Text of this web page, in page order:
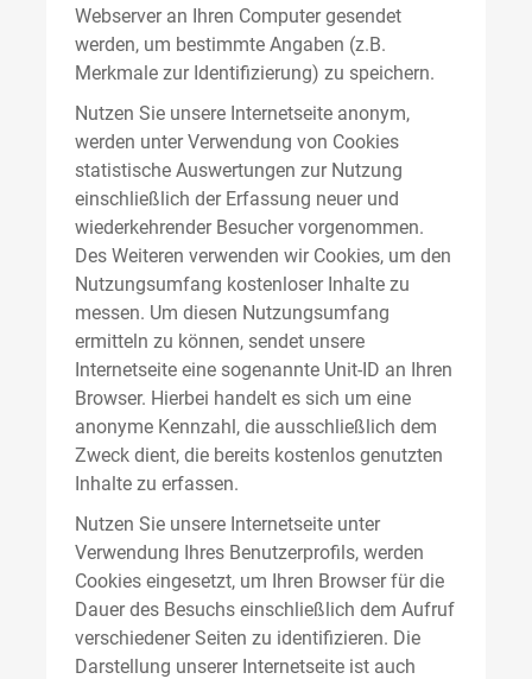
Webserver an Ihren Computer gesendet
werden, um bestimmte Angaben (z.B.
Merkmale zur Identifizierung) zu speichern.
Nutzen Sie unsere Internetseite anonym,
werden unter Verwendung von Cookies
statistische Auswertungen zur Nutzung
einschließlich der Erfassung neuer und
wiederkehrender Besucher vorgenommen.
Des Weiteren verwenden wir Cookies, um den
Nutzungsumfang kostenloser Inhalte zu
messen. Um diesen Nutzungsumfang
ermitteln zu können, sendet unsere
Internetseite eine sogenannte Unit-ID an Ihren
Browser. Hierbei handelt es sich um eine
anonyme Kennzahl, die ausschließlich dem
Zweck dient, die bereits kostenlos genutzten
Inhalte zu erfassen.
Nutzen Sie unsere Internetseite unter
Verwendung Ihres Benutzerprofils, werden
Cookies eingesetzt, um Ihren Browser für die
Dauer des Besuchs einschließlich dem Aufruf
verschiedener Seiten zu identifizieren. Die
Darstellung unserer Internetseite ist auch